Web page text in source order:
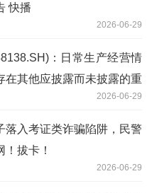
快播
2026-06-29
：日常生产经营情
在其他应披露而未披露的重
2026-06-29
落入考证类诈骗陷阱，民警
！拔卡！
2026-06-29